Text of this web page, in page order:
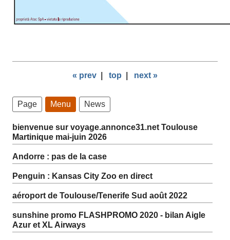
« prev top next »
Page Menu News
bienvenue sur voyage.annonce31.net Toulouse
Martinique mai-juin 2026
Andorre : pas de la case
Penguin : Kansas City Zoo en direct
aéroport de Toulouse/Tenerife Sud août 2022
sunshine promo FLASHPROMO 2020 - bilan Aigle
Azur et XL Airways